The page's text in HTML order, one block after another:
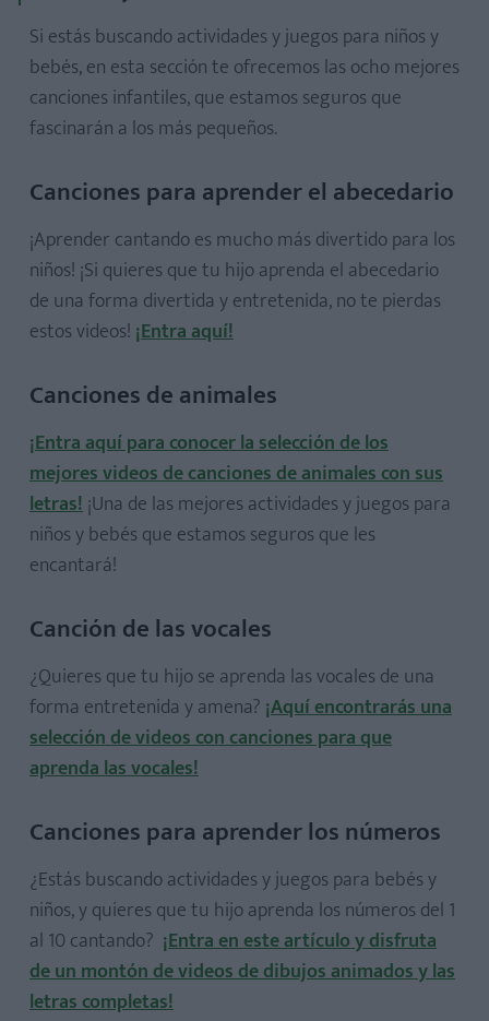
Manualidades para el Día del Padre
Manualidades con fotos
Manualidades con rollos de papel higiénico
Papiroflexia para niños
Manualidades con cápsulas de café
10 adivinanzas fáciles para niños
Chistes para niños
10 experimentos fáciles para niños
Juegos de plastilina para niños
Cuentos infantiles cortos
Cuento de Caperucita Roja en inglés
Si estás buscando actividades y juegos para niños y
bebés, en esta sección te ofrecemos las ocho mejores
canciones infantiles, que estamos seguros que
fascinarán a los más pequeños.
Canciones para aprender el abecedario
¡Aprender cantando es mucho más divertido para los
niños! ¡Si quieres que tu hijo aprenda el abecedario
de una forma divertida y entretenida, no te pierdas
estos videos! ¡Entra aquí!
Canciones de animales
¡Entra aquí para conocer la selección de los
mejores videos de canciones de animales con sus
letras!¡Una de las mejores actividades y juegos para
niños y bebés que estamos seguros que les
encantará!
Canción de las vocales
¿Quieres que tu hijo se aprenda las vocales de una
forma entretenida y amena? ¡Aquí encontrarás una
selección de videos con canciones para que
aprenda las vocales!
Canciones para aprender los números
¿Estás buscando actividades y juegos para bebés y
niños, y quieres que tu hijo aprenda los números del 1
al 10 cantando? ¡Entra en este artículo y disfruta
de un montón de videos de dibujos animados y las
letras completas!